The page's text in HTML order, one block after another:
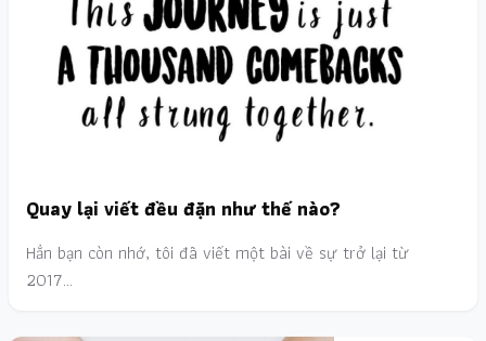
Quay lại viết đều đặn như thế nào?
Hẳn bạn còn nhớ, tôi đã viết một bài về sự trở lại từ
2017…